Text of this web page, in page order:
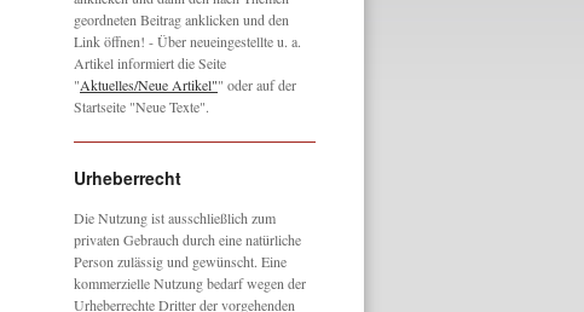
geordneten Beitrag anklicken und den
Link öffnen! - Über neueingestellte u. a.
Artikel informiert die Seite
"Aktuelles/Neue Artikel"" oder auf der
Startseite "Neue Texte".
Urheberrecht
Die Nutzung ist ausschließlich zum
privaten Gebrauch durch eine natürliche
Person zulässig und gewünscht. Eine
kommerzielle Nutzung bedarf wegen der
Urheberrechte Dritter der vorgehenden